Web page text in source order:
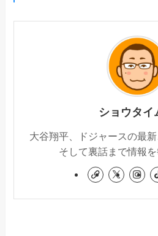
ショウタイ
大谷翔平、ドジャースの最
そして裏話まで情報を